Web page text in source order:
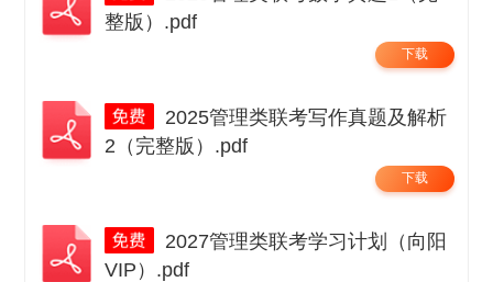
整版）.pdf
下载
2（完整版）.pdf
下载
VIP）.pdf